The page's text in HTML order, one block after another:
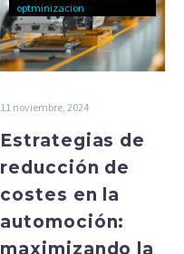
optminizacion
11 noviembre, 2024
Estrategias de
reducción de
costes en la
automoción:
maximizando la